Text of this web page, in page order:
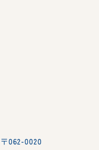
〒062-0020